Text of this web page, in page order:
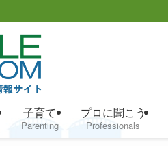
子育て
Parenting
プロに聞こう
Professionals